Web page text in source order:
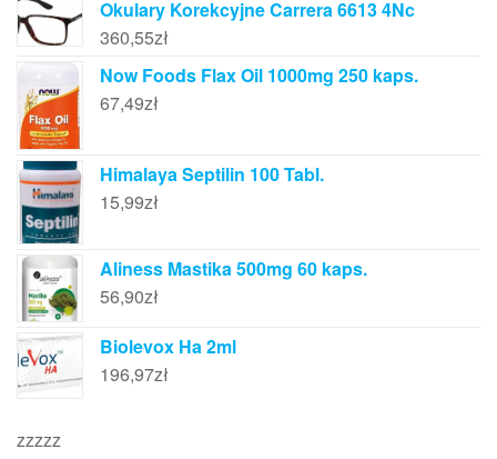
Okulary Korekcyjne Carrera 6613 4Nc
360,55zł
Now Foods Flax Oil 1000mg 250 kaps.
67,49zł
Himalaya Septilin 100 Tabl.
15,99zł
Aliness Mastika 500mg 60 kaps.
56,90zł
Biolevox Ha 2ml
196,97zł
zzzzz